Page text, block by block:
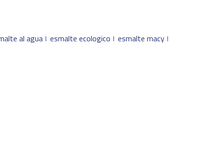
al agua esmalte ecologico
esmalte macy